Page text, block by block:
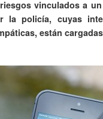
vinculados a
la policía, cuyas
están